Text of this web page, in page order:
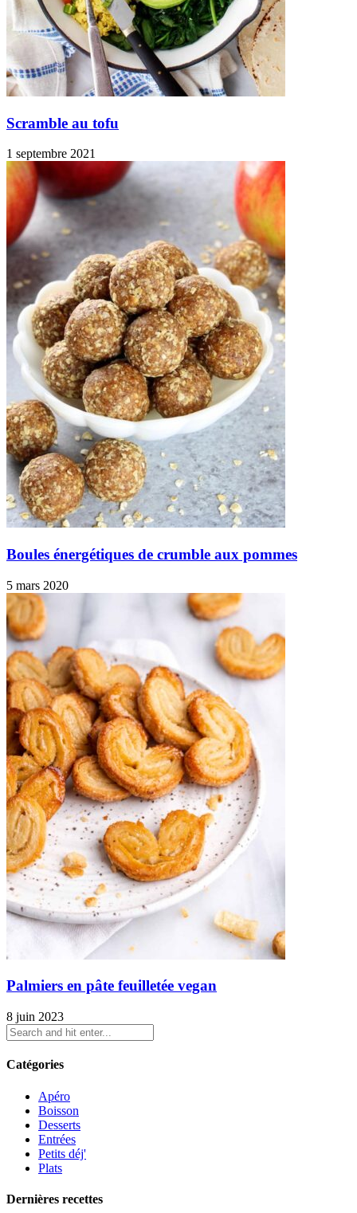
Scramble au tofu
1 septembre 2021
Boules énergétiques de crumble aux pommes
5 mars 2020
Palmiers en pâte feuilletée vegan
8 juin 2023
Catégories
Apéro
Boisson
Desserts
Entrées
Petits déj'
Plats
Dernières recettes